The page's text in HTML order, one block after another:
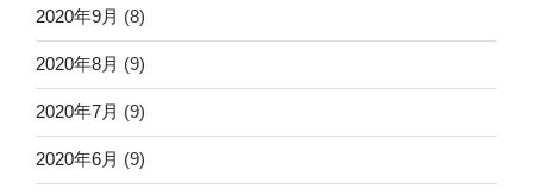
2020年9月 (8)
2020年8月 (9)
2020年7月 (9)
2020年6月 (9)